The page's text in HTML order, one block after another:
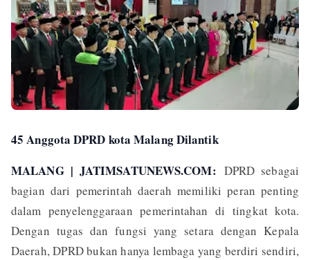
45 Anggota DPRD kota Malang Dilantik
MALANG | JATIMSATUNEWS.COM: DPRD sebagai
bagian dari pemerintah daerah memiliki peran penting
dalam penyelenggaraan pemerintahan di tingkat kota.
Dengan tugas dan fungsi yang setara dengan Kepala
Daerah, DPRD bukan hanya lembaga yang berdiri sendiri,